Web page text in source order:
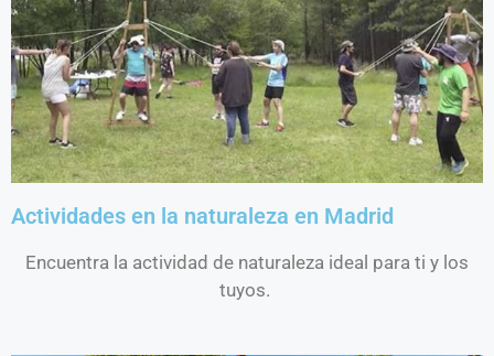
Actividades en la naturaleza en Madrid
Encuentra la actividad de naturaleza ideal para ti y los
tuyos.